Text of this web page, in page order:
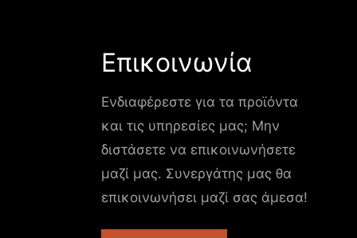
Επικοινωνία
Ενδιαφέρεστε για τα προϊόντα
και τις υπηρεσίες μας; Μην
διστάσετε να επικοινωνήσετε
μαζί μας. Συνεργάτης μας θα
επικοινωνήσει μαζί σας άμεσα!